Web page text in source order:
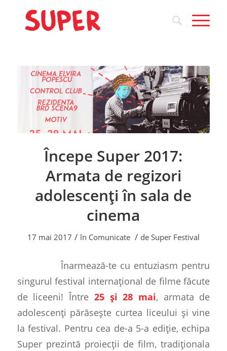
Începe Super 2017:
Armata de regizori
adolescenți în sala de
cinema
17 mai 2017 / în Comunicate / de Super Festival
Înarmează-te cu entuziasm pentru
singurul festival internațional de filme făcute
de liceeni! Între 25 și 28 mai, armata de
adolescenți părăsește curtea liceului și vine
la festival. Pentru cea de-a 5-a ediție, echipa
Super prezintă proiecții de film, tradiționala